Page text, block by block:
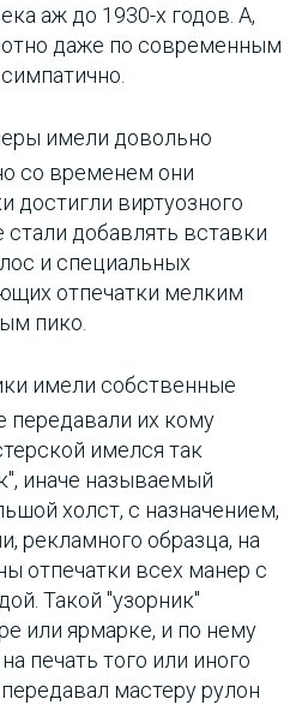
аж до 1930-х годов. А,
даже по современным
имели довольно
со временем они
достигли виртуозного
стали добавлять вставки
и специальных
отпечатки мелким
пико.
имели собственные
передавали их кому
имелся так
иначе называемый
холст, с назначением,
рекламного образца, на
отпечатки всех манер с
Такой "узорник"
или ярмарке, и по нему
печать того или иного
мастеру рулон